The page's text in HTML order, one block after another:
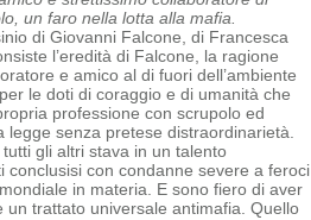
un faro nella lotta alla mafia.
di Giovanni Falcone, di Francesca
l’eredità di Falcone, la ragione
e amico al di fuori dell’ambiente
le doti di coraggio e di umanità che
professione con scrupolo ed
legge senza pretese distraordinarietà.
gli altri stava in un talento
con condanne severe a feroci
in materia. E sono fiero di aver
un trattato universale antimafia. Quello